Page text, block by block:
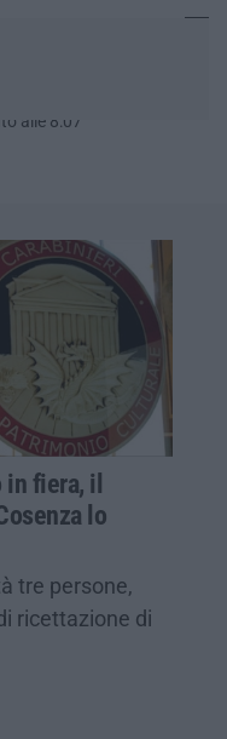
alle 8:07
fiera, il
lo
tre persone,
ricettazione di